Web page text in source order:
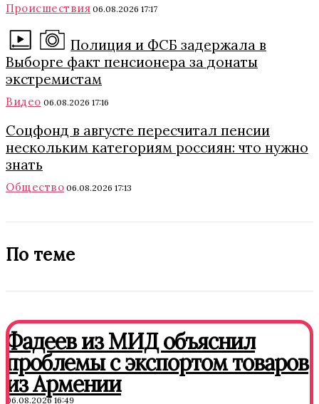
Происшествия 06.08.2026 17:17
Полиция и ФСБ задержала в
Выборге факт пенсионера за донаты
экстремистам
Видео 06.08.2026 17:16
Соцфонд в августе пересчитал пенсии
нескольким категориям россиян: что нужно
знать
Общество 06.08.2026 17:13
По теме
Фадеев из МИД объяснил
проблемы с экспортом товаров
из Армении
06.08.2026 16:49